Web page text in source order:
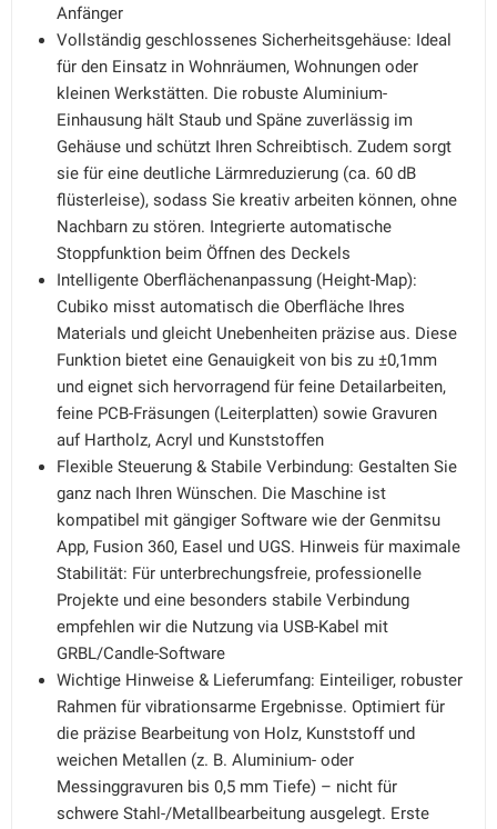
Anfänger
Vollständig geschlossenes Sicherheitsgehäuse: Ideal
für den Einsatz in Wohnräumen, Wohnungen oder
kleinen Werkstätten. Die robuste Aluminium-
Einhausung hält Staub und Späne zuverlässig im
Gehäuse und schützt Ihren Schreibtisch. Zudem sorgt
sie für eine deutliche Lärmreduzierung (ca. 60 dB
flüsterleise), sodass Sie kreativ arbeiten können, ohne
Nachbarn zu stören. Integrierte automatische
Stoppfunktion beim Öffnen des Deckels
Intelligente Oberflächenanpassung (Height-Map):
Cubiko misst automatisch die Oberfläche Ihres
Materials und gleicht Unebenheiten präzise aus. Diese
Funktion bietet eine Genauigkeit von bis zu ±0,1mm
und eignet sich hervorragend für feine Detailarbeiten,
feine PCB-Fräsungen (Leiterplatten) sowie Gravuren
auf Hartholz, Acryl und Kunststoffen
Flexible Steuerung & Stabile Verbindung: Gestalten Sie
ganz nach Ihren Wünschen. Die Maschine ist
kompatibel mit gängiger Software wie der Genmitsu
App, Fusion 360, Easel und UGS. Hinweis für maximale
Stabilität: Für unterbrechungsfreie, professionelle
Projekte und eine besonders stabile Verbindung
empfehlen wir die Nutzung via USB-Kabel mit
GRBL/Candle-Software
Wichtige Hinweise & Lieferumfang: Einteiliger, robuster
Rahmen für vibrationsarme Ergebnisse. Optimiert für
die präzise Bearbeitung von Holz, Kunststoff und
weichen Metallen (z. B. Aluminium- oder
Messinggravuren bis 0,5 mm Tiefe) – nicht für
schwere Stahl-/Metallbearbeitung ausgelegt. Erste